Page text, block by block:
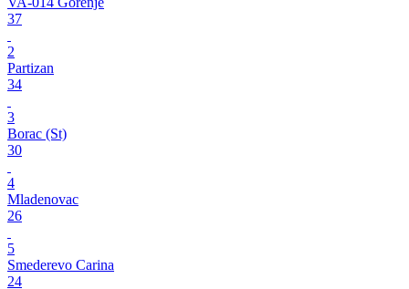
37
2
Partizan
34
3
Borac (St)
30
4
Mladenovac
26
5
Smederevo Carina
24